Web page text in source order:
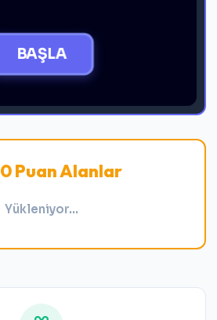
BAŞLA
Puan Alanlar
Yükleniyor...